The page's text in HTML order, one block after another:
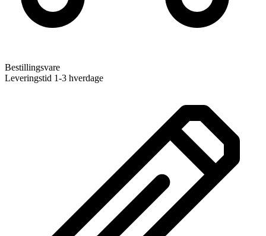
Bestillingsvare
Leveringstid 1-3 hverdage